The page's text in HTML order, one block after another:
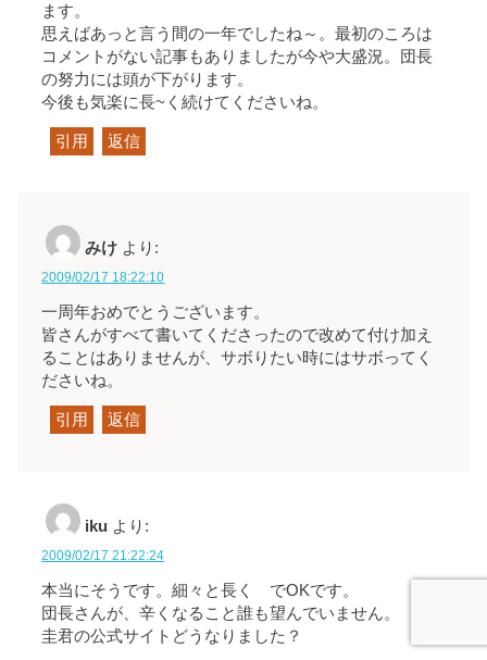
ます。
思えばあっと言う間の一年でしたね～。最初のころは
コメントがない記事もありましたが今や大盛況。団長
の努力には頭が下がります。
今後も気楽に長~く続けてくださいね。
引用 返信
みけ より:
2009/02/17 18:22:10
一周年おめでとうございます。
皆さんがすべて書いてくださったので改めて付け加え
ることはありませんが、サボりたい時にはサボってく
ださいね。
引用 返信
iku より:
2009/02/17 21:22:24
本当にそうです。細々と長く でOKです。
団長さんが、辛くなること誰も望んでいません。
圭君の公式サイトどうなりました？